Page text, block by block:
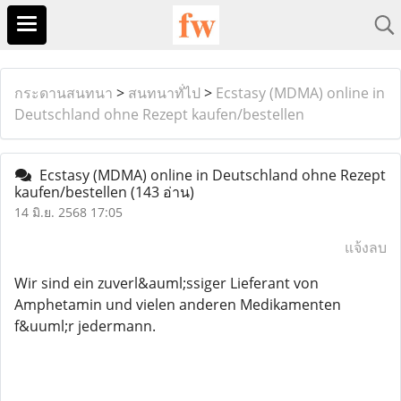
กระดานสนทนา > สนทนาทั่ไป > Ecstasy (MDMA) online in
Deutschland ohne Rezept kaufen/bestellen
Ecstasy (MDMA) online in Deutschland ohne Rezept
kaufen/bestellen (143 อ่าน)
14 มิ.ย. 2568 17:05
แจ้งลบ
Wir sind ein zuverl&auml;ssiger Lieferant von
Amphetamin und vielen anderen Medikamenten
f&uuml;r jedermann.